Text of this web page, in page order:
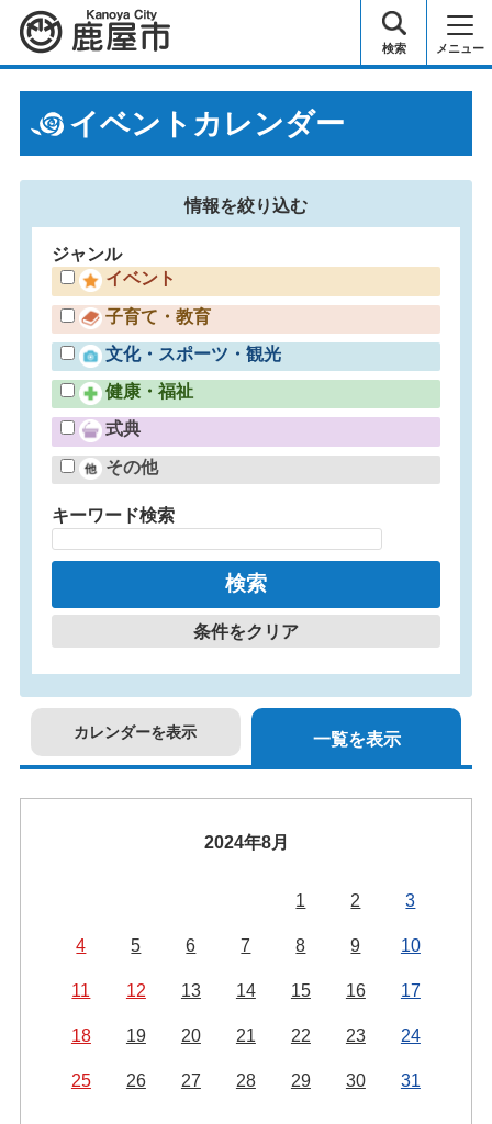
鹿屋市 検索 メニュー
イベントカレンダー
情報を絞り込む
ジャンル
イベント
子育て・教育
文化・スポーツ・観光
健康・福祉
式典
その他
キーワード検索
条件をクリア
カレンダーを表示 一覧を表示
2024年8月
1 2 3
4 5 6 7 8 9 10
11 12 13 14 15 16 17
18 19 20 21 22 23 24
25 26 27 28 29 30 31